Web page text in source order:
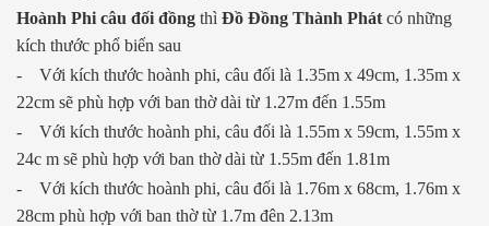
Hoành Phi câu đối đồng thì Đồ Đồng Thành Phát có những
kích thước phổ biến sau
- Với kích thước hoành phi, câu đối là 1.35m x 49cm, 1.35m x
22cm sẽ phù hợp với ban thờ dài từ 1.27m đến 1.55m
- Với kích thước hoành phi, câu đối là 1.55m x 59cm, 1.55m x
24c m sẽ phù hợp với ban thờ dài từ 1.55m đến 1.81m
- Với kích thước hoành phi, câu đối là 1.76m x 68cm, 1.76m x
28cm phù hợp với ban thờ từ 1.7m đên 2.13m